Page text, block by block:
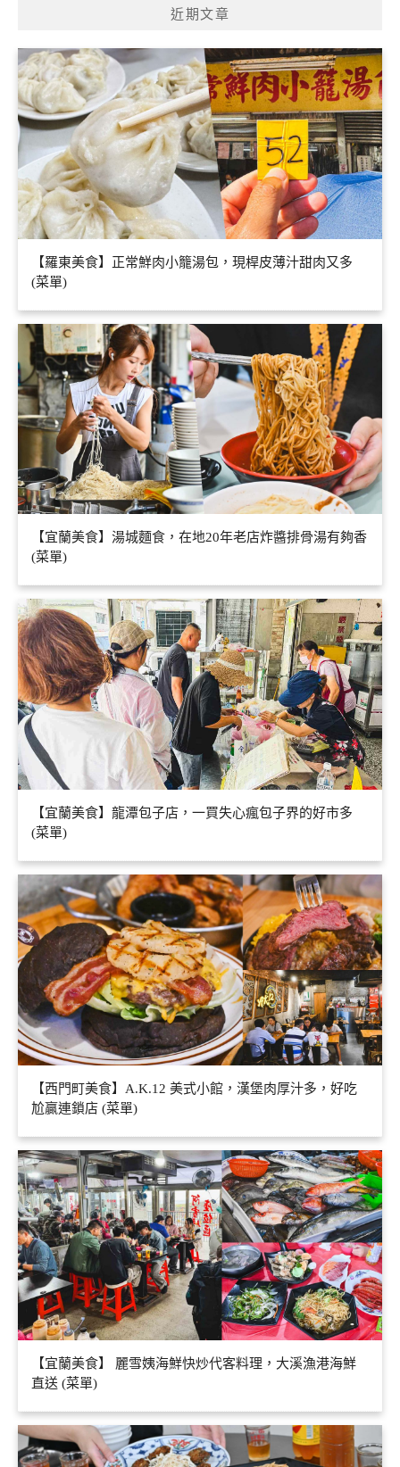
近期文章
【羅東美食】正常鮮肉小籠湯包，現桿皮薄汁甜肉又多
(菜單)
【宜蘭美食】湯城麵食，在地20年老店炸醬排骨湯有夠香
(菜單)
【宜蘭美食】龍潭包子店，一買失心瘋包子界的好市多
(菜單)
【西門町美食】A.K.12 美式小館，漢堡肉厚汁多，好吃
尬贏連鎖店 (菜單)
【宜蘭美食】 麗雪姨海鮮快炒代客料理，大溪漁港海鮮
直送 (菜單)